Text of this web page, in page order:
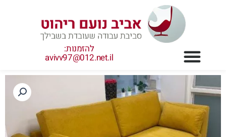
להזמנות:
avivv97@012.net.il